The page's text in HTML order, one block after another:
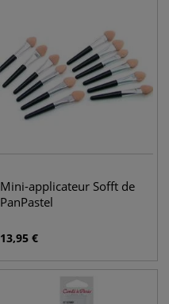
Mini-applicateur Sofft de
PanPastel
13,95 €